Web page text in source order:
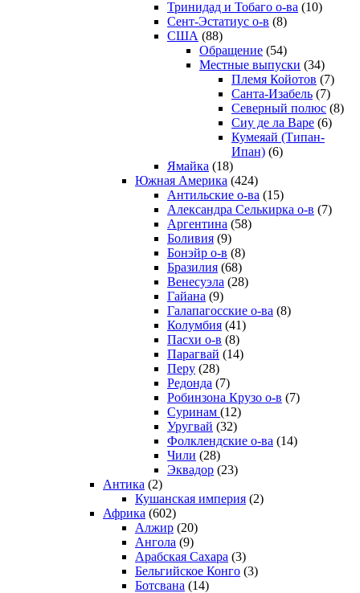
Тринидад и Тобаго о-ва (10)
Сент-Эстатиус о-в (8)
США (88)
Обращение (54)
Местные выпуски (34)
Племя Койотов (7)
Санта-Изабель (7)
Северный полюс (8)
Сиу де ла Варе (6)
Кумеяай (Типан-
Ипан) (6)
Ямайка (18)
Южная Америка (424)
Антильские о-ва (15)
Александра Селькирка о-в (7)
Аргентина (58)
Боливия (9)
Бонэйр о-в (8)
Бразилия (68)
Венесуэла (28)
Гайана (9)
Галапагосские о-ва (8)
Колумбия (41)
Пасхи о-в (8)
Парагвай (14)
Перу (28)
Редонда (7)
Робинзона Крузо о-в (7)
Суринам (12)
Уругвай (32)
Фолклендские о-ва (14)
Чили (28)
Эквадор (23)
Антика (2)
Кушанская империя (2)
Африка (602)
Алжир (20)
Ангола (9)
Арабская Сахара (3)
Бельгийское Конго (3)
Ботсвана (14)